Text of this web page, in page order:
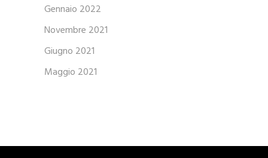
Gennaio 2022
Novembre 2021
Giugno 2021
Maggio 2021